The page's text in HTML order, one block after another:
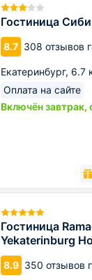
Гостиница
8.7 308 отзывов
Екатеринбург, 6.7
Оплата на сайте
Включён завтрак,
Гостиница
Yekaterinburg
8.9 350 отзывов